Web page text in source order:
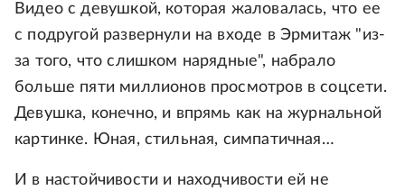
Видео с девушкой, которая жаловалась, что ее
с подругой развернули на входе в Эрмитаж "из-
за того, что слишком нарядные", набрало
больше пяти миллионов просмотров в соцсети.
Девушка, конечно, и впрямь как на журнальной
картинке. Юная, стильная, симпатичная…
И в настойчивости и находчивости ей не